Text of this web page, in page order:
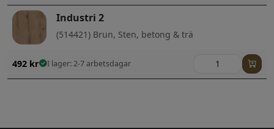
Industri 2
(514421) Brun, Sten, betong & trä
492 kr I lager: 2-7 arbetsdagar